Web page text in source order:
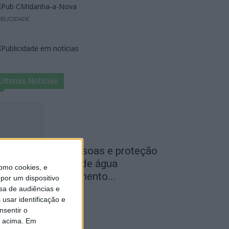
cookies, e
um dispositivo
de audiências e
identificação e
o
Em
Últimas Notícias
das pessoas e proteção
abastecimento de água
encerramento...
Agosto, 2026